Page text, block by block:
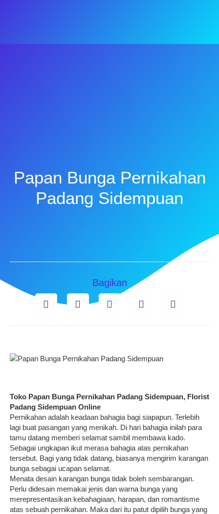
Papan Bunga Pernikahan
Padang Sidempuan
Bagikan
Toko Papan Bunga Pernikahan Padang Sidempuan, Florist
Padang Sidempuan Online
Pernikahan adalah keadaan bahagia bagi siapapun. Terlebih
lagi buat pasangan yang menikah. Di hari bahagia inilah para
tamu datang memberi selamat sambil membawa kado.
Sebagai ungkapan ikut merasa bahagia atas pernikahan
tersebut. Bagi yang tidak datang, biasanya mengirim karangan
bunga sebagai ucapan selamat.
Menata desain karangan bunga tidak boleh sembarangan.
Perlu didesain memakai jenis dan warna bunga yang
merepresentasikan kebahagiaan, harapan, dan romantisme
atas sebuah pernikahan. Maka dari itu patut dipilih bunga yang